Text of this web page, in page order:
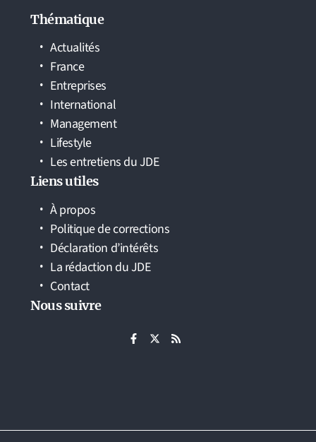
Thématique
Actualités
France
Entreprises
International
Management
Lifestyle
Les entretiens du JDE
Liens utiles
À propos
Politique de corrections
Déclaration d’intérêts
La rédaction du JDE
Contact
Nous suivre